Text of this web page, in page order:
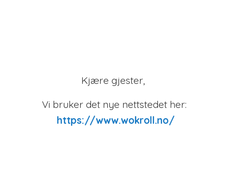
Kjære gjester,
Vi bruker det nye nettstedet her:
https://www.wokroll.no/